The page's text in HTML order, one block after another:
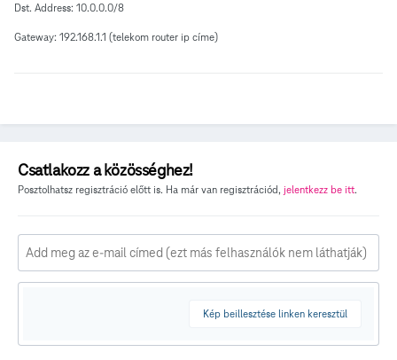
Dst. Address: 10.0.0.0/8
Gateway: 192.168.1.1 (telekom router ip címe)
Csatlakozz a közösséghez!
Posztolhatsz regisztráció előtt is. Ha már van regisztrációd, jelentkezz be itt.
Kép beillesztése linken keresztül